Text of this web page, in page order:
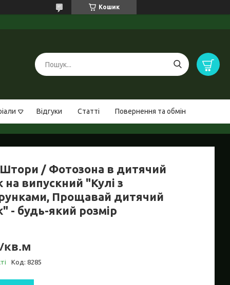
Кошик
Відгуки Статті Повернення та обмін
/ Фотозона в дитячий
на випускний "Кулі з
Прощавай дитячий
- будь-який розмір
кв.м
Код: 8285